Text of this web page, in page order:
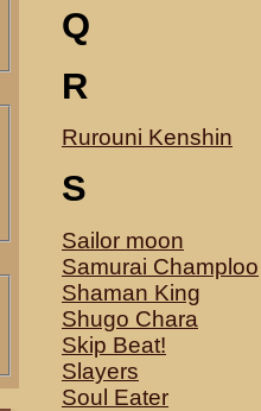
Q
R
Rurouni Kenshin
S
Sailor moon
Samurai Champloo
Shaman King
Shugo Chara
Skip Beat!
Slayers
Soul Eater